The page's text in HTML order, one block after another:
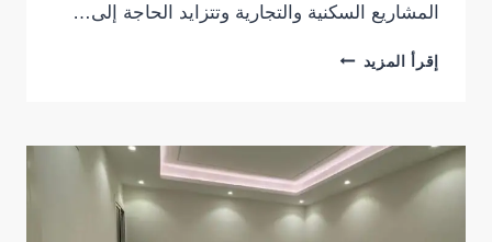
المشاريع السكنية والتجارية وتتزايد الحاجة إلى…
إقرأ المزيد مقاول
–
المدينة
المنورة